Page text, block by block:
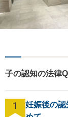
子の認知の法律
1
妊娠後の